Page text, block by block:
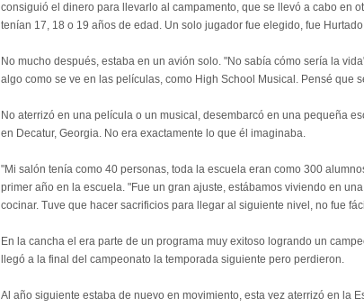
consiguió el dinero para llevarlo al campamento, que se llevó a cabo en
tenían 17, 18 o 19 años de edad. Un solo jugador fue elegido, fue
No mucho después, estaba en un avión solo. "No sabía cómo sería la
algo como se ve en las películas, como High School Musical. Pensé que
No aterrizó en una película o un musical, desembarcó en una pequeña
en Decatur, Georgia. No era exactamente lo que él imaginaba.
"Mi salón tenía como 40 personas, toda la escuela eran como 300
primer año en la escuela. "Fue un gran ajuste, estábamos viviendo en
cocinar. Tuve que hacer sacrificios para llegar al siguiente nivel, no fue
En la cancha el era parte de un programa muy exitoso logrando un
llegó a la final del campeonato la temporada siguiente pero perdieron.
Al año siguiente estaba de nuevo en movimiento, esta vez aterrizó en la